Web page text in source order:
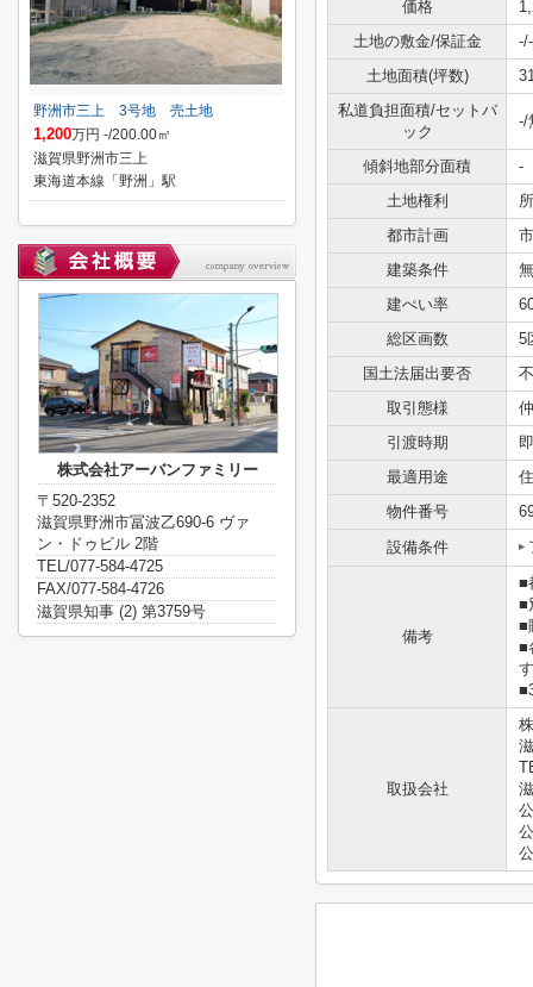
価格
土地の敷金/保証金
-/-
土地面積(坪数)
私道負担面積/セットバ
ック
-/
傾斜地部分面積
-
土地権利
都市計画
建築条件
無
建ぺい率
総区画数
5
国土法届出要否
取引態様
引渡時期
最適用途
物件番号
設備条件
備考
■
■
■
■
取扱会社
野洲市三上 3号地 売土地
1,200万円 -/200.00㎡
滋賀県野洲市三上
東海道本線「野洲」駅
株式会社アーバンファミリー
〒520-2352
滋賀県野洲市冨波乙690-6 ヴァ
ン・ドゥビル 2階
TEL/077-584-4725
FAX/077-584-4726
滋賀県知事 (2) 第3759号